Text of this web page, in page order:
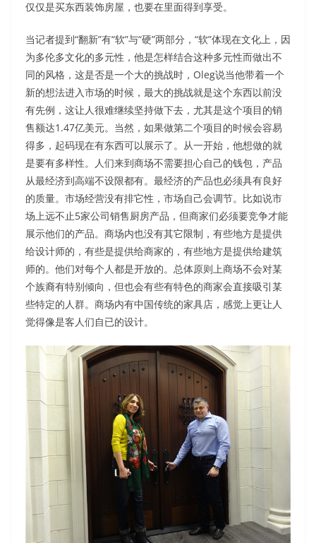
仅仅是买东西装饰房屋，也要在里面得到享受。
当记者提到“翻新”有“软”与“硬”两部分，“软”体现在文化上，因
为多伦多文化的多元性，他是怎样结合这种多元性而做出不
同的风格，这是否是一个大的挑战时，Oleg说当他带着一个
新的想法进入市场的时候，最大的挑战就是这个东西以前没
有先例，这让人很难继续坚持做下去，尤其是这个项目的销
售额达1.47亿美元。当然，如果做第二个项目的时候会容易
得多，起码现在有东西可以展示了。从一开始，他想做的就
是要有多样性。人们来到商场不需要担心自己的钱包，产品
从最经济到高端不设限都有。最经济的产品也必须具有良好
的质量。市场经营没有排它性，市场自己会调节。比如说市
场上远不止5家公司销售厨房产品，但商家们必须要竞争才能
展示他们的产品。商场内也没有其它限制，有些地方是提供
给设计师的，有些是提供给商家的，有些地方是提供给建筑
师的。他们对每个人都是开放的。总体原则上商场不会对某
个族裔有特别倾向，但也会有些有特色的商家会直接吸引某
些特定的人群。商场内有中国传统的家具店，感觉上更让人
觉得像是客人们自已的设计。